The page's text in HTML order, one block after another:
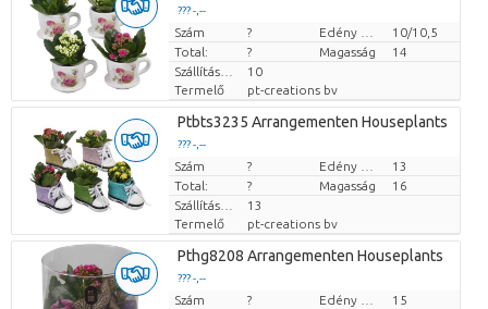
??? -,--
Darabb ár
Szám ?
10/10,5
Total:
? Magasság
14
Szállítási magasság
10
Termelő
pt-creations bv
Ptbts3235 Arrangementen Houseplants
??? -,--
Darabb ár
Szám ?
13
Total:
? Magasság
16
Szállítási magasság
13
Termelő
pt-creations bv
Pthg8208 Arrangementen Houseplants
??? -,--
Darabb ár
Szám ?
15